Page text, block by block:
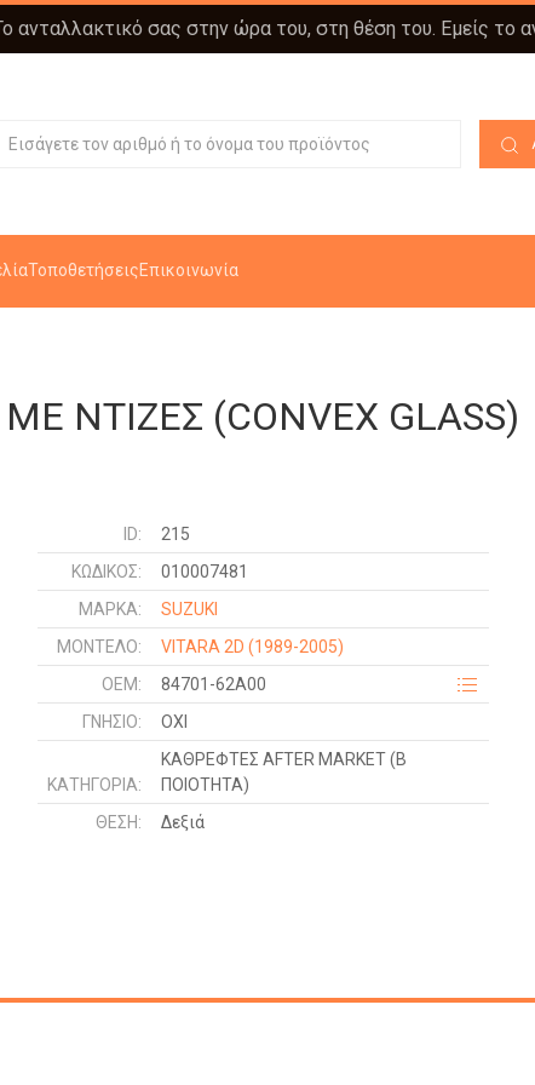
ανταλλακτικό σας στην ώρα του, στη θέση του. Εμείς το
ΤοποθετήσειςΕπικοινωνία
ΝΤΙΖΕΣ (CONVEX GLASS)
ID:
215
ΚΩΔΙΚΌΣ:
010007481
ΜΑΡΚΑ:
SUZUKI
ΜΟΝΤΕΛΟ:
VITARA 2D (1989-2005)
OEM:
84701-62A00
ΓΝΉΣΙΟ:
ΟΧΙ
ΚΑΤΗΓΟΡΊΑ:
ΚΑΘΡΕΦΤΕΣ AFTER MARKET (Β
ΠΟΙΟΤΗΤΑ)
ΘΈΣΗ:
Δεξιά